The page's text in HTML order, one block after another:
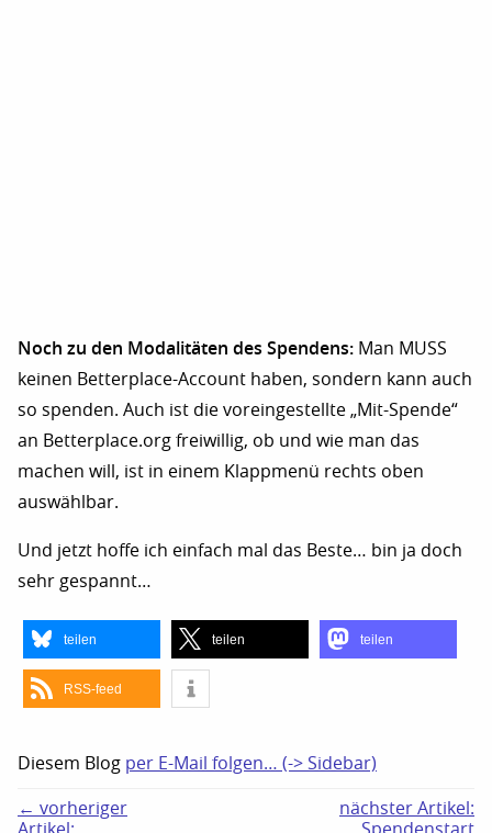
Noch zu den Modalitäten des Spendens: Man MUSS
keinen Betterplace-Account haben, sondern kann auch
so spenden. Auch ist die voreingestellte „Mit-Spende“
an Betterplace.org freiwillig, ob und wie man das
machen will, ist in einem Klappmenü rechts oben
auswählbar.
Und jetzt hoffe ich einfach mal das Beste… bin ja doch
sehr gespannt…
teilen teilen teilen
RSS-feed
Diesem Blog per E-Mail folgen… (-> Sidebar)
← vorheriger
nächster Artikel: